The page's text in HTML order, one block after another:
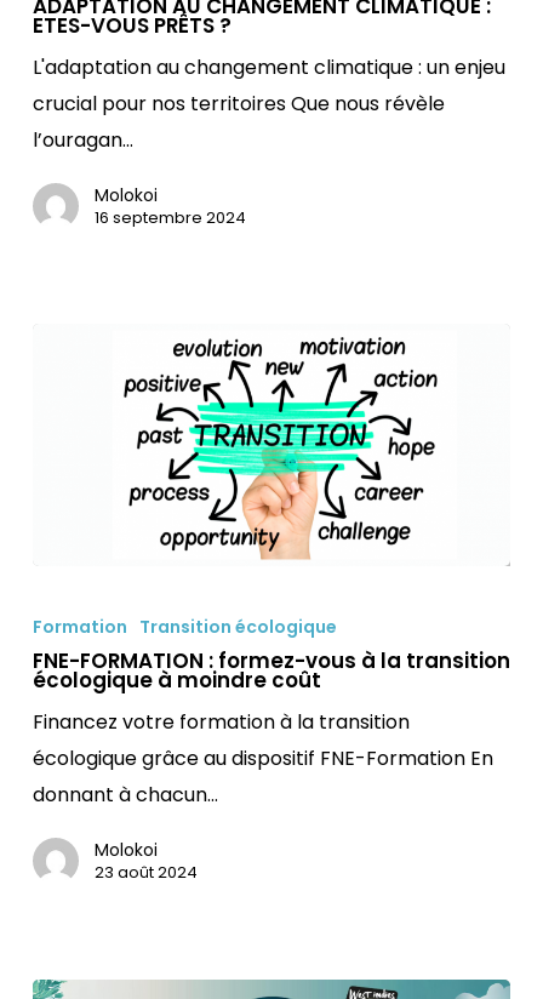
CLIMATIQUE
:
ETES-
VOUS
PRÊTS
?
ETES-VOUS PRÊTS ?
L'adaptation au changement climatique : un enjeu
crucial pour nos territoires Que nous révèle
l’ouragan…
Molokoi
16 septembre 2024
FORMATION
:
formez-
vous
à
la
transition
écologique
coût
Formation Transition écologique
FNE-FORMATION : formez-vous à la transition
écologique à moindre coût
Financez votre formation à la transition
écologique grâce au dispositif FNE-Formation En
donnant à chacun…
Molokoi
23 août 2024